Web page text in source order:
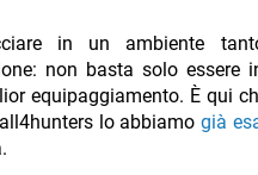
in un ambiente
non basta solo essere
equipaggiamento. È qui
lo abbiamo già